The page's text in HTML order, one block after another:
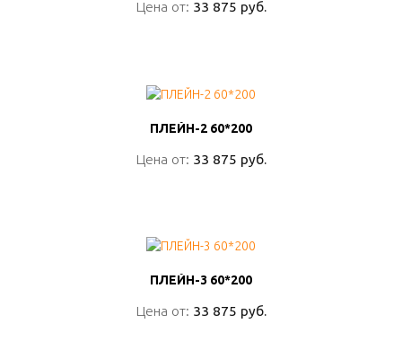
Цена от: 33 875 руб.
Цена от: 33 875 руб.
ПЛЕЙН-2 60*200
Цена от: 33 875 руб.
ПЛЕЙН-2 60*200
Цена от: 33 875 руб.
ПЛЕЙН-3 60*200
Цена от: 33 875 руб.
ПЛЕЙН-3 60*200
Цена от: 33 875 руб.